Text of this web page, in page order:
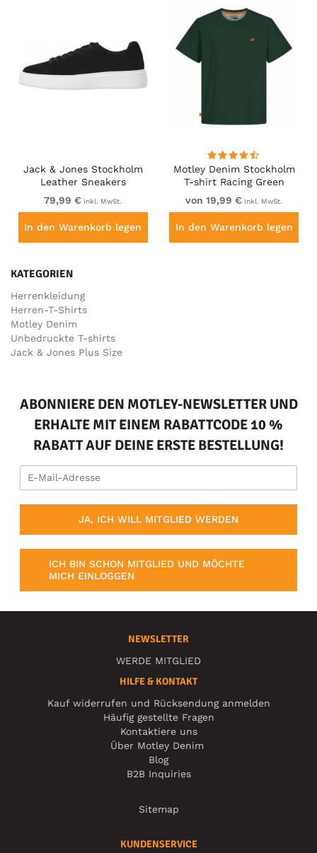
Jack & Jones Stockholm
Leather Sneakers
Black/Suede
79,99 € inkl. MwSt.
In den Warenkorb legen
Motley Denim Stockholm
T-shirt Racing Green
von 19,99 € inkl. MwSt.
In den Warenkorb legen
KATEGORIEN
Herrenkleidung
Herren-T-Shirts
Motley Denim
Unbedruckte T-shirts
Jack & Jones Plus Size
ABONNIERE DEN MOTLEY-NEWSLETTER UND
ERHALTE MIT EINEM RABATTCODE 10 %
RABATT AUF DEINE ERSTE BESTELLUNG!
JA, ICH WILL MITGLIED WERDEN
ICH BIN SCHON MITGLIED UND MÖCHTE
MICH EINLOGGEN
NEWSLETTER
WERDE MITGLIED
HILFE & KONTAKT
Kauf widerrufen und Rücksendung anmelden
Häufig gestellte Fragen
Kontaktiere uns
Über Motley Denim
Blog
B2B Inquiries
Sitemap
KUNDENSERVICE